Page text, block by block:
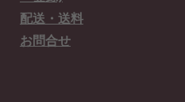
配送・送料
お問合せ